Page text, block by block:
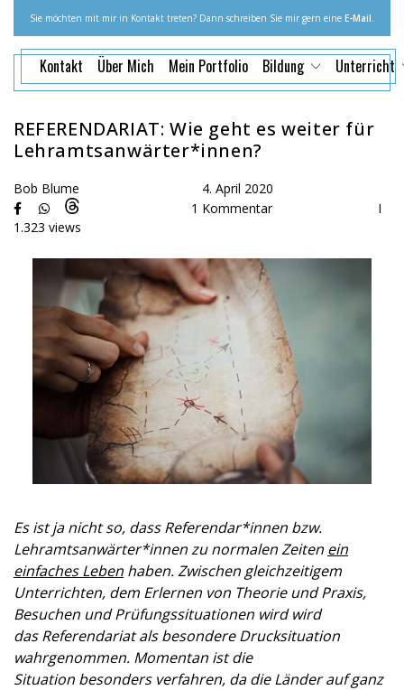
Sie möchten mit mir in Kontakt treten? Dann schreiben Sie mir gern eine E-Mail.
Kontakt Über Mich Mein Portfolio Bildung Unterricht
REFERENDARIAT: Wie geht es weiter für
Lehramtsanwärter*innen?
Bob Blume
4. April 2020
1 Kommentar
I
1.323 views
Es ist ja nicht so, dass Referendar*innen bzw.
Lehramtsanwärter*innen zu normalen Zeiten ein
einfaches Leben haben. Zwischen gleichzeitigem
Unterrichten, dem Erlernen von Theorie und Praxis,
Besuchen und Prüfungssituationen wird wird
das Referendariat als besondere Drucksituation
wahrgenommen. Momentan ist die
Situation besonders verfahren, da die Länder auf ganz